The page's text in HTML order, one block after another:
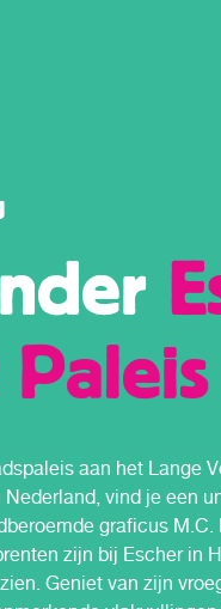
aan het Lange
vind je een
graficus M.C.
zijn bij Escher in
Geniet van zijn